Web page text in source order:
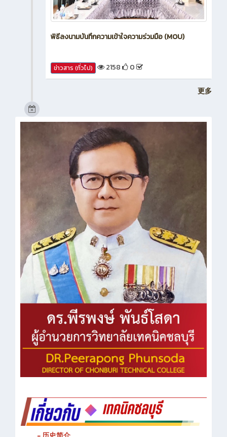
พิธีลงนามบันทึกความเข้าใจความร่วมมือ (MOU)
ข่าวสาร (ทั่วไป) 2158 0
更多